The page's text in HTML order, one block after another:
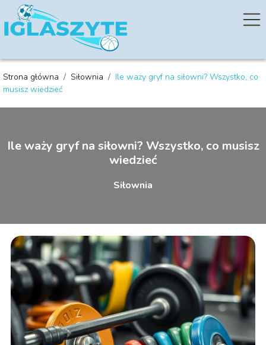
Strona główna / Siłownia / Ile waży gryf na siłowni? Wszystko, co
musisz wiedzieć
Ile waży gryf na siłowni? Wszystko, co musisz
wiedzieć
Siłownia